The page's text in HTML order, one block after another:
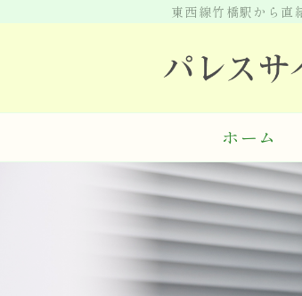
東西線竹橋駅から直
ホーム